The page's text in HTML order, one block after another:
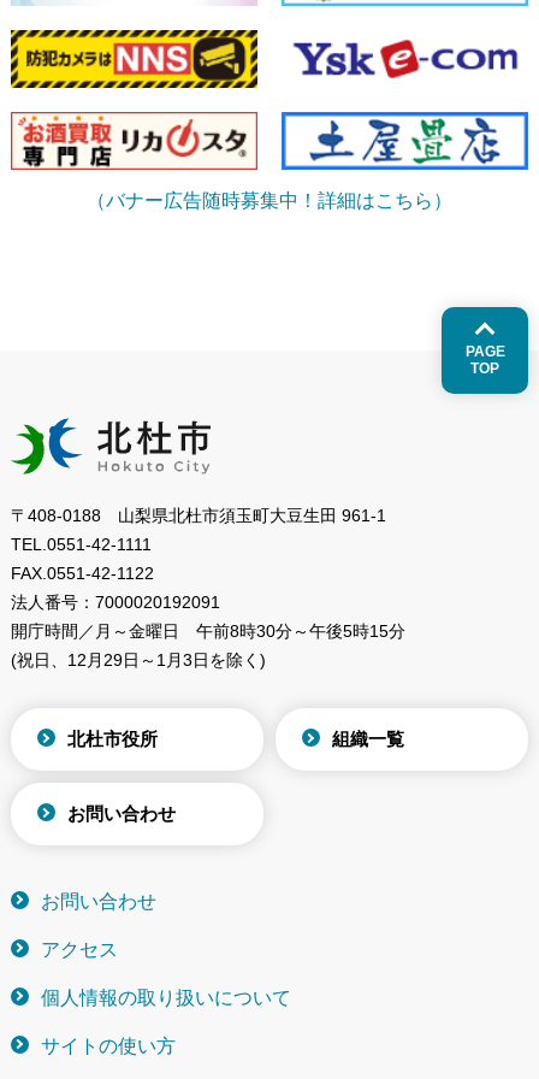
（バナー広告随時募集中！詳細はこちら）
PAGE
TOP
〒408-0188 山梨県北杜市須玉町大豆生田 961-1
TEL.0551-42-1111
FAX.0551-42-1122
法人番号： 7000020192091
開庁時間／月～金曜日
午前8時30分～午後5時15分
(祝日、12月29日～1月3日を除く)
北杜市役所 組織一覧
お問い合わせ
お問い合わせ
アクセス
個人情報の取り扱いについて
サイトの使い方